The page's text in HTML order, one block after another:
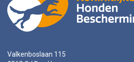
Valkenboslaan 115